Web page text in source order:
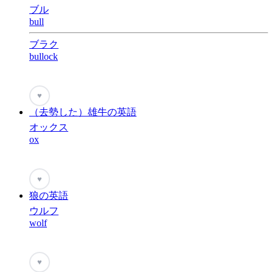
ブル
bull
ブラク
bullock
♥
（去勢した）雄牛の英語
オックス
ox
♥
狼の英語
ウルフ
wolf
♥